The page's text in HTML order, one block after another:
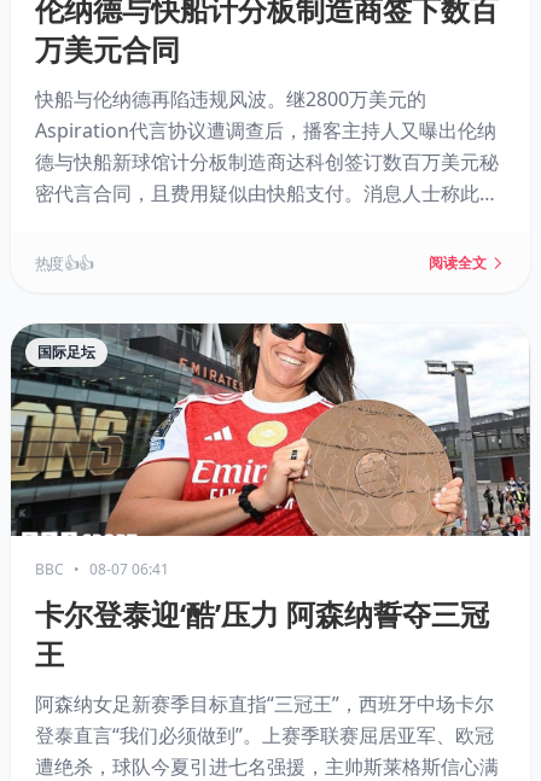
伦纳德与快船计分板制造商签下数百
万美元合同
快船与伦纳德再陷违规风波。继2800万美元的
Aspiration代言协议遭调查后，播客主持人又曝出伦纳
德与快船新球馆计分板制造商达科创签订数百万美元秘
密代言合同，且费用疑似由快船支付。消息人士称此举
已持续10个月，鲍尔默和伦纳德否认违规，而相关交易
热度 👍👍 阅读全文
国际足坛
BBC • 08-07 06:41
卡尔登泰迎‘酷’压力 阿森纳誓夺三冠
王
阿森纳女足新赛季目标直指“三冠王”，西班牙中场卡尔
登泰直言“我们必须做到”。上赛季联赛屈居亚军、欧冠
遭绝杀，球队今夏引进七名强援，主帅斯莱格斯信心满